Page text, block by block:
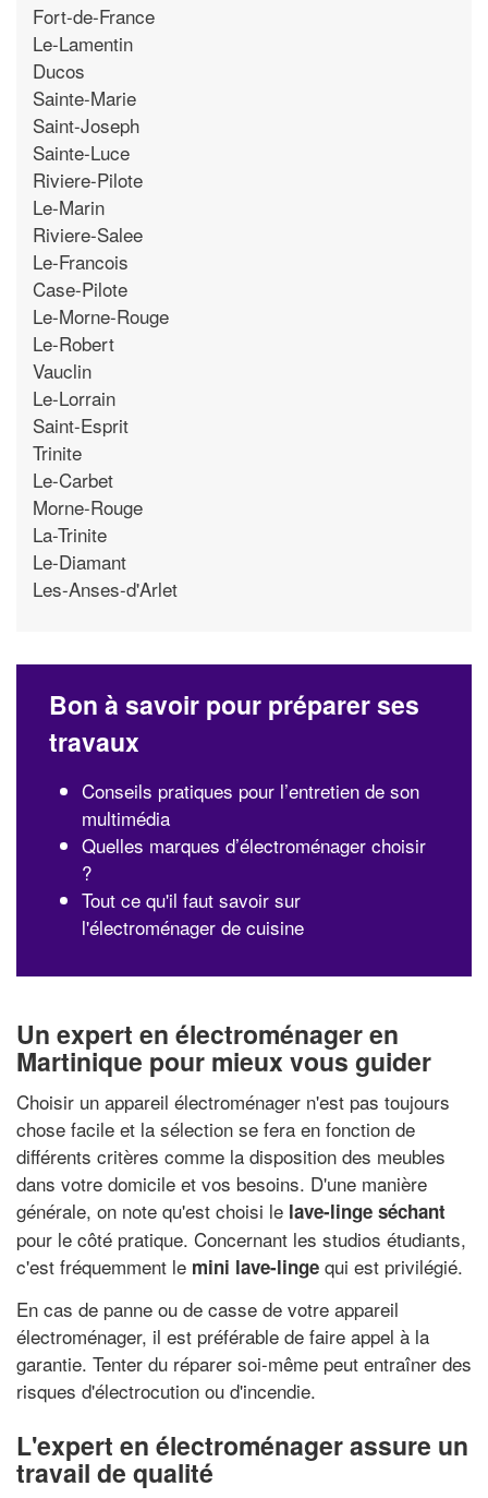
Fort-de-France
Le-Lamentin
Ducos
Sainte-Marie
Saint-Joseph
Sainte-Luce
Riviere-Pilote
Le-Marin
Riviere-Salee
Le-Francois
Case-Pilote
Le-Morne-Rouge
Le-Robert
Vauclin
Le-Lorrain
Saint-Esprit
Trinite
Le-Carbet
Morne-Rouge
La-Trinite
Le-Diamant
Les-Anses-d'Arlet
Bon à savoir pour préparer ses
travaux
Conseils pratiques pour l’entretien de son
multimédia
Quelles marques d’électroménager choisir
?
Tout ce qu'il faut savoir sur
l'électroménager de cuisine
Un expert en électroménager en
Martinique pour mieux vous guider
Choisir un appareil électroménager n'est pas toujours
chose facile et la sélection se fera en fonction de
différents critères comme la disposition des meubles
dans votre domicile et vos besoins. D'une manière
générale, on note qu'est choisi le lave-linge séchant
pour le côté pratique. Concernant les studios étudiants,
c'est fréquemment le mini lave-linge qui est privilégié.
En cas de panne ou de casse de votre appareil
électroménager, il est préférable de faire appel à la
garantie. Tenter du réparer soi-même peut entraîner des
risques d'électrocution ou d'incendie.
L'expert en électroménager assure un
travail de qualité